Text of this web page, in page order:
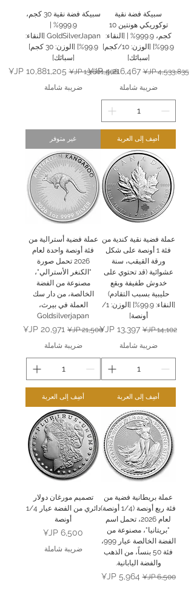
سبيكة فضة نقية
توكوريكي هونتين 10
كجم، 999.9% | [النقاء:
99.9%] [الوزن: 10/كجم]
[سبائك]
سعر عادي‏4,533,835 JP¥ سعر البيع‏4,216,467 JP¥
ضريبة شاملة
أضِف إلى العربة
سبيكة فضة نقية 30 كجم،
999.9% |
GoldSilverJapan [النقاء:
99.9%] [الوزن: 30 كجم]
[سبائك]
سعر عادي‏13,601,506 JP¥ سعر البيع
ضريبة شاملة
غير متوفر
عملة فضية نقية كندية من
فئة 1 أونصة على شكل
ورقة القيقب، سنة
عشوائية (قد تحتوي على
خدوش طفيفة وبقع
حليبية بسبب التقادم)
[النقاء: 99.9%] [الوزن: 1/
أونصة]
سعر عادي سعر البيع
ضريبة شاملة
أضِف إلى العربة
عملة فضية أسترالية من
فئة أونصة واحدة لعام
2026 تحمل صورة
"الكنغر الأسترالي"،
مصنوعة من الفضة
الخالصة، من دار سك
العملة في بيرث،
Goldsilverjapan
سعر عادي سعر البيع
ضريبة شاملة
أضِف إلى العربة
عملة بريطانية فضية من
فئة ربع أونصة (1/4 أونصة)
لعام 2026، تحمل اسم
"بريتانيا"، مصنوعة من
الفضة الخالصة عيار 999،
فئة 50 بنساً، من الذهب
والفضة اليابانية.
سعر عادي‏6,500 JP¥ سعر البيع
تصميم مورغان دولار
دائري من الفضة عيار 1/4
أونصة
السعر
ضريبة شاملة